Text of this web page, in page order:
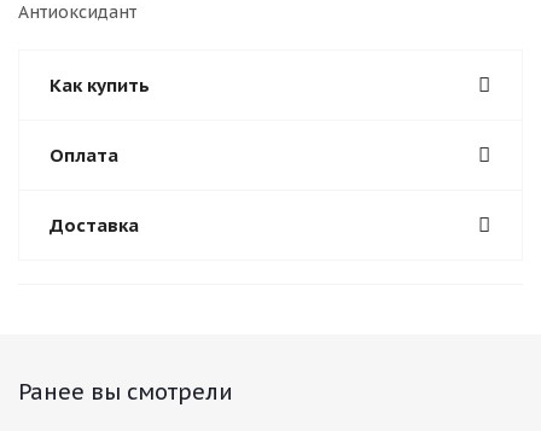
Антиоксидант
Как купить
Оплата
Доставка
Ранее вы смотрели